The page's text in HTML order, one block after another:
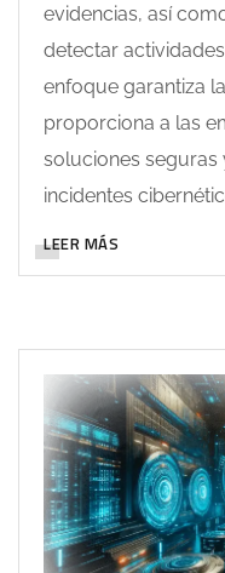
evidencias, así
detectar
enfoque garantiza
proporciona a las
soluciones seguras
incidentes
LEER MÁS